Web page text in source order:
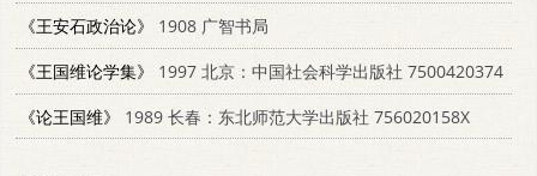
《王安石政治论》
1908 广智书局
《王国维论学集》
1997 北京：中国社会科学出版社 7500420374
《论王国维》
1989 长春：东北师范大学出版社 756020158X